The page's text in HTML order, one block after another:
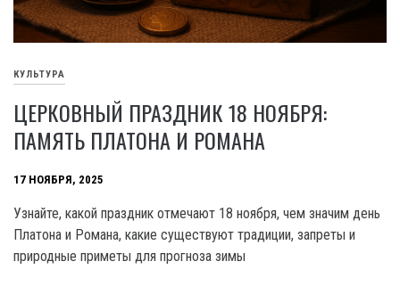
КУЛЬТУРА
ЦЕРКОВНЫЙ ПРАЗДНИК 18 НОЯБРЯ:
ПАМЯТЬ ПЛАТОНА И РОМАНА
17 НОЯБРЯ, 2025
Узнайте, какой праздник отмечают 18 ноября, чем значим день
Платона и Романа, какие существуют традиции, запреты и
природные приметы для прогноза зимы